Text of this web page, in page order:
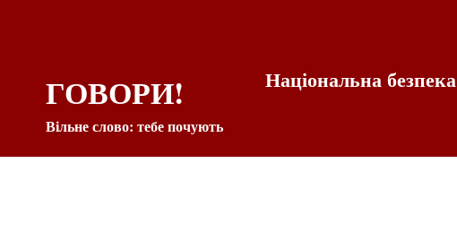
ГОВОРИ!
Вільне слово: тебе почують
Національна безпека